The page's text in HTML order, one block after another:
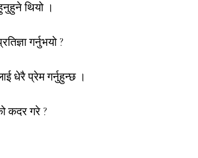
थियो ।
गर्नुभयो ?
धेरै प्रेम गर्नुहुन्छ ।
कदर गरे ?